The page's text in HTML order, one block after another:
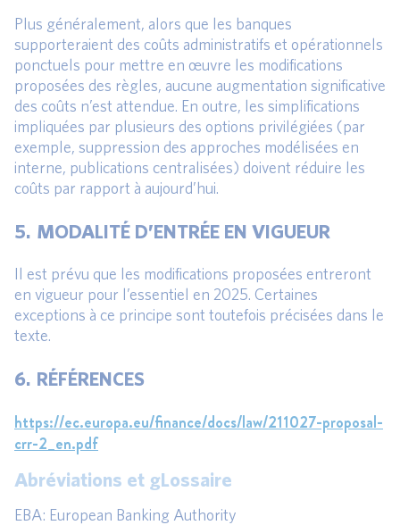
Plus généralement, alors que les banques
supporteraient des coûts administratifs et opérationnels
ponctuels pour mettre en œuvre les modifications
proposées des règles, aucune augmentation significative
des coûts n’est attendue. En outre, les simplifications
impliquées par plusieurs des options privilégiées (par
exemple, suppression des approches modélisées en
interne, publications centralisées) doivent réduire les
coûts par rapport à aujourd’hui.
5. MODALITÉ D’ENTRÉE EN VIGUEUR
Il est prévu que les modifications proposées entreront
en vigueur pour l’essentiel en 2025. Certaines
exceptions à ce principe sont toutefois précisées dans le
texte.
6. RÉFÉRENCES
https://ec.europa.eu/finance/docs/law/211027-proposal-
crr-2_en.pdf
Abréviations et gLossaire
EBA: European Banking Authority